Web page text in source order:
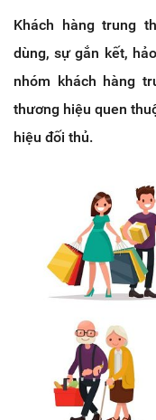
Khách hàng trung
dùng, sự gắn kết,
nhóm khách hàng
thương hiệu quen
hiệu đối thủ.